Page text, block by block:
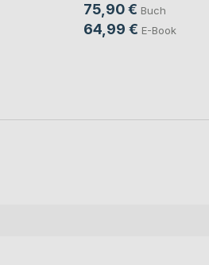
75,90 € Buch
64,99 € E-Book